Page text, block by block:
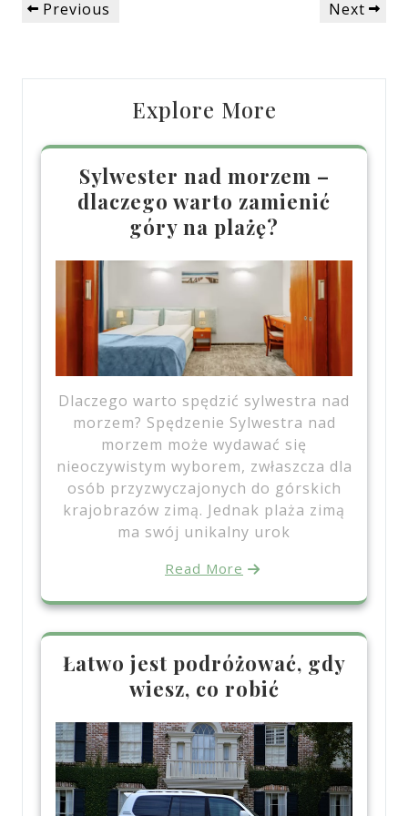
wpisu
Previous
Previous
Next
Next
Explore More
Sylwester nad morzem –
dlaczego warto zamienić
góry na plażę?
Dlaczego warto spędzić sylwestra nad
morzem? Spędzenie Sylwestra nad
morzem może wydawać się
nieoczywistym wyborem, zwłaszcza dla
osób przyzwyczajonych do górskich
krajobrazów zimą. Jednak plaża zimą
ma swój unikalny urok
Read More
Łatwo jest podróżować, gdy
wiesz, co robić